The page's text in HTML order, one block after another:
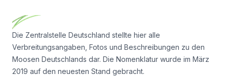
Die Zentralstelle Deutschland stellte hier alle
Verbreitungsangaben, Fotos und Beschreibungen zu den
Moosen Deutschlands dar. Die Nomenklatur wurde im März
2019 auf den neuesten Stand gebracht.